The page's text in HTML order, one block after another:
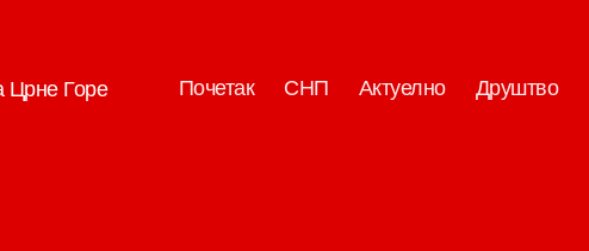
Црне Горе Почетак СНП Актуелно Друштво